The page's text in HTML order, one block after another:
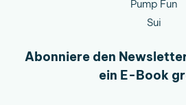
Pump Fun
Sui
Abonniere den
ein E-Book